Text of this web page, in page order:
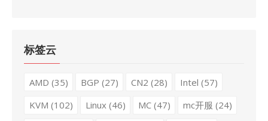
标签云
AMD (35) BGP (27) CN2 (28) Intel (57)
KVM (102) Linux(46) MC(47) mc开服 (24)